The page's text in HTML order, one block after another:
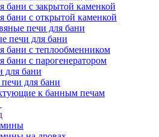
бани с закрытой каменкой
бани с открытой каменкой
печи для бани
печи для бани
бани с теплообменником
бани с парогенератором
для бани
для бани
к банным печам